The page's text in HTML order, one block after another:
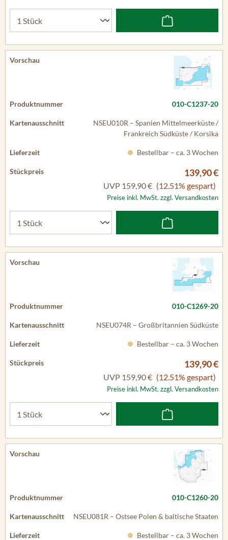
010-C1237-20
NSEU010R – Spanien Mittelmeerküste /
Frankreich Südküste / Korsika
Bestellbar – ca. 3 Wochen
139,90 €
UVP 159,90 € (12.51% gespart)
Preise inkl. MwSt. zzgl. Versandkosten
010-C1269-20
NSEU074R – Großbritannien Südküste
Bestellbar – ca. 3 Wochen
139,90 €
UVP 159,90 € (12.51% gespart)
Preise inkl. MwSt. zzgl. Versandkosten
010-C1260-20
NSEU081R – Ostsee Polen & baltische Staaten
Bestellbar – ca. 3 Wochen